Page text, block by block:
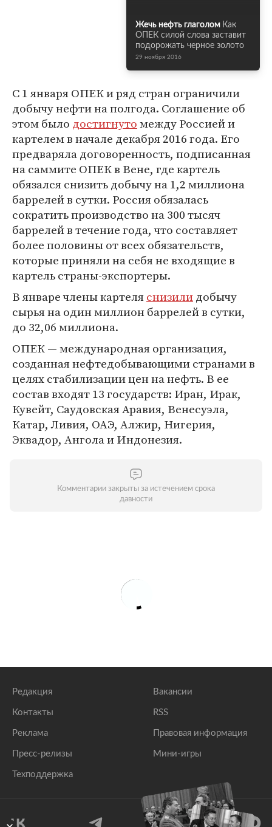
Жечь нефть глаголом Как
ОПЕК силой слова заставит
подорожать черное золото
29 ноября 2016
С 1 января ОПЕК и ряд стран ограничили
добычу нефти на полгода. Соглашение об
этом было достигнутомежду Россией и
картелем в начале декабря 2016 года. Его
предваряла договоренность, подписанная
на саммите ОПЕК в Вене, где картель
обязался снизить добычу на 1,2 миллиона
баррелей в сутки. Россия обязалась
сократить производство на 300 тысяч
баррелей в течение года, что составляет
более половины от всех обязательств,
которые приняли на себя не входящие в
картель страны-экспортеры.
В январе члены картеляснизилидобычу
сырья на один миллион баррелей в сутки,
до 32,06 миллиона.
ОПЕК — международная организация,
созданная нефтедобывающими странами в
целях стабилизации цен на нефть. В ее
состав входят 13 государств: Иран, Ирак,
Кувейт, Саудовская Аравия, Венесуэла,
Катар, Ливия, ОАЭ, Алжир, Нигерия,
Эквадор, Ангола и Индонезия.
Комментарии закрыты за истечением срока
давности
Редакция
Контакты
Реклама
Пресс-релизы
Техподдержка
Вакансии
RSS
Правовая информация
Мини-игры